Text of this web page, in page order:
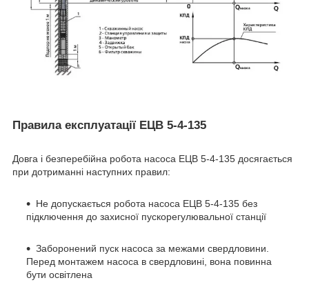
Правила експлуатації ЕЦВ 5-4-135
Довга і безперебійна робота насоса ЕЦВ 5-4-135 досягається
при дотриманні наступних правил:
Не допускається робота насоса ЕЦВ 5-4-135 без
підключення до захисної пускорегулювальної станції
Заборонений пуск насоса за межами свердловини.
Перед монтажем насоса в свердловині, вона повинна
бути освітлена